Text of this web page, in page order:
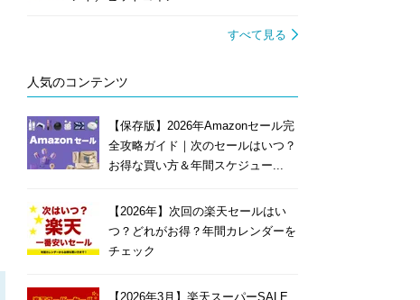
すべて見る
人気のコンテンツ
【保存版】2026年Amazonセール完
全攻略ガイド｜次のセールはいつ？
お得な買い方＆年間スケジュー...
【2026年】次回の楽天セールはい
つ？どれがお得？年間カレンダーを
チェック
【2026年3月】楽天スーパーSALE